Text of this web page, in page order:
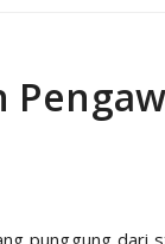
punggung dari